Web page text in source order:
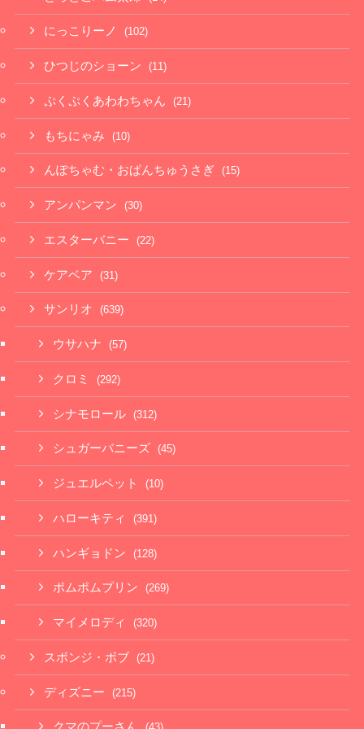
にっこりーノ (102)
ひつじのショーン (11)
ぷくぷくあわわちゃん (21)
もちにゃみ (10)
んぽちゃむ・おぱんちゅうさぎ (15)
アンパンマン (30)
エスターバニー (22)
ケアベア (31)
サンリオ (639)
ウサハナ (57)
クロミ (292)
シナモロール (312)
シュガーバニーズ (45)
ジュエルペット (10)
ハローキティ (391)
ハンギョドン (128)
ポムポムプリン (269)
マイメロディ (320)
スポンジ・ボブ (21)
ディズニー (215)